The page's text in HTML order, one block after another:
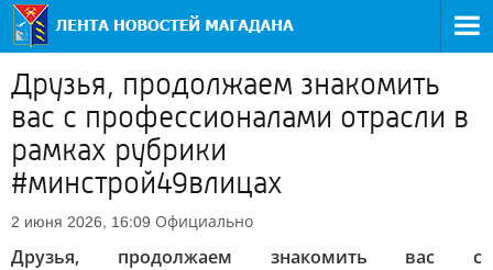
Друзья, продолжаем знакомить
вас с профессионалами отрасли в
рамках рубрики
#минстрой49влицах
2 июня 2026, 16:09 Официально
Друзья, продолжаем знакомить вас с